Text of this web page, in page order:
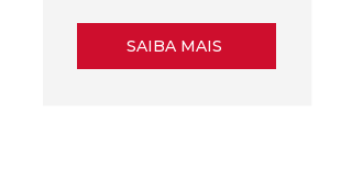
SAIBA MAIS